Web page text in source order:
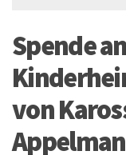
Spende
von